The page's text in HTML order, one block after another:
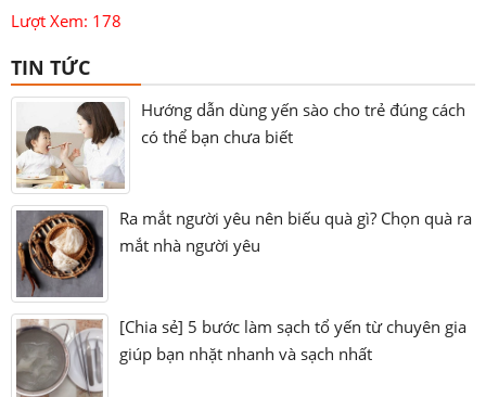
Lượt Xem: 178
TIN TỨC
Hướng dẫn dùng yến sào cho trẻ đúng cách
có thể bạn chưa biết
Ra mắt người yêu nên biếu quà gì? Chọn quà ra
mắt nhà người yêu
[Chia sẻ] 5 bước làm sạch tổ yến từ chuyên gia
giúp bạn nhặt nhanh và sạch nhất